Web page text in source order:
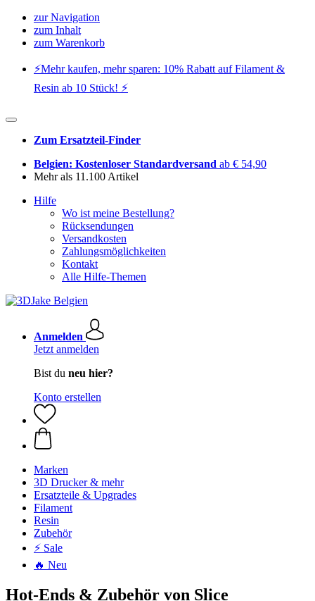
zur Navigation
zum Inhalt
zum Warenkorb
⚡️Mehr kaufen, mehr sparen: 10% Rabatt auf Filament &
Resin ab 10 Stück! ⚡️
Zum Ersatzteil-Finder
Belgien: Kostenloser Standardversand ab € 54,90
Mehr als 11.100 Artikel
Hilfe
Wo ist meine Bestellung?
Rücksendungen
Versandkosten
Zahlungsmöglichkeiten
Kontakt
Alle Hilfe-Themen
Anmelden
Jetzt anmelden
Bist du neu hier?
Konto erstellen
Marken
3D Drucker & mehr
Ersatzteile & Upgrades
Filament
Resin
Zubehör
⚡ Sale
🔥 Neu
Hot-Ends & Zubehör von Slice